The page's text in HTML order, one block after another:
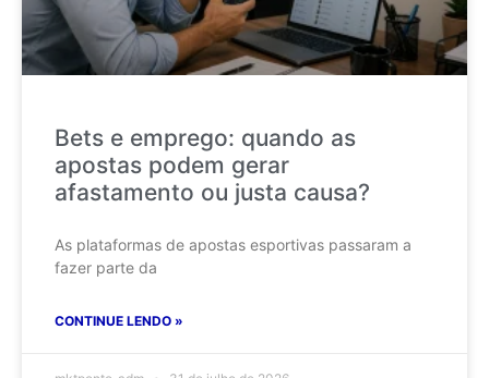
Bets e emprego: quando as
apostas podem gerar
afastamento ou justa causa?
As plataformas de apostas esportivas passaram a
fazer parte da
CONTINUE LENDO »